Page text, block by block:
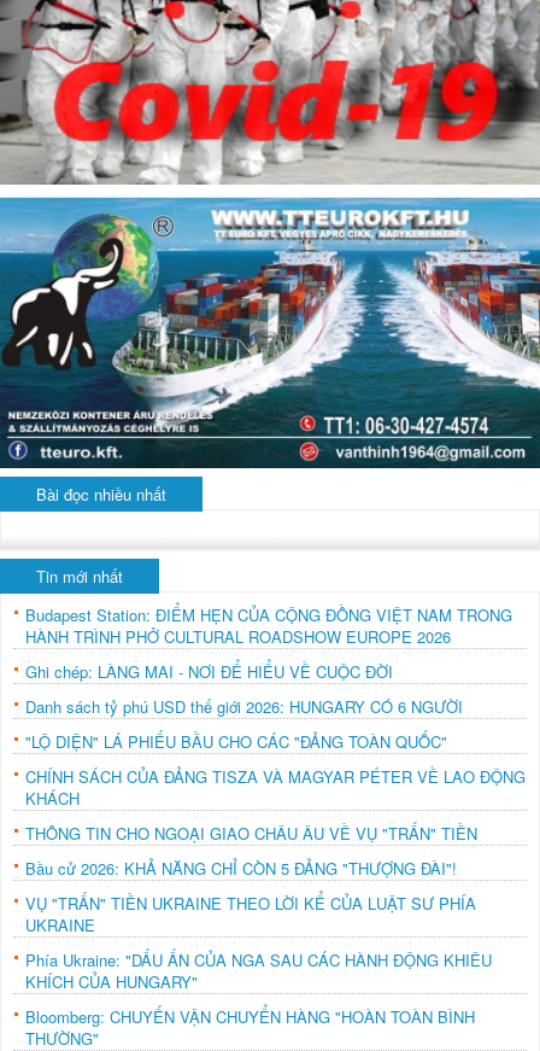
Bài đọc nhiều nhất
Tin mới nhất
Budapest Station: ĐIỂM HẸN CỦA CỘNG ĐỒNG VIỆT NAM TRONG
HÀNH TRÌNH PHỞ CULTURAL ROADSHOW EUROPE 2026
Ghi chép: LÀNG MAI - NƠI ĐỂ HIỂU VỀ CUỘC ĐỜI
Danh sách tỷ phú USD thế giới 2026: HUNGARY CÓ 6 NGƯỜI
"LỘ DIỆN" LÁ PHIẾU BẦU CHO CÁC "ĐẢNG TOÀN QUỐC"
CHÍNH SÁCH CỦA ĐẢNG TISZA VÀ MAGYAR PÉTER VỀ LAO ĐỘNG
KHÁCH
THÔNG TIN CHO NGOẠI GIAO CHÂU ÂU VỀ VỤ "TRẤN" TIỀN
Bầu cử 2026: KHẢ NĂNG CHỈ CÒN 5 ĐẢNG "THƯỢNG ĐÀI"!
VỤ "TRẤN" TIỀN UKRAINE THEO LỜI KỂ CỦA LUẬT SƯ PHÍA
UKRAINE
Phía Ukraine: "DẤU ẤN CỦA NGA SAU CÁC HÀNH ĐỘNG KHIÊU
KHÍCH CỦA HUNGARY"
Bloomberg: CHUYẾN VẬN CHUYỂN HÀNG "HOÀN TOÀN BÌNH
THƯỜNG"